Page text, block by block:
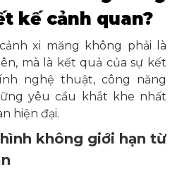
kế cảnh quan?
xi măng không phải là
mà là kết quả của sự kết
nghệ thuật, công năng
yêu cầu khắt khe nhất
hiện đại.
hình không giới hạn từ